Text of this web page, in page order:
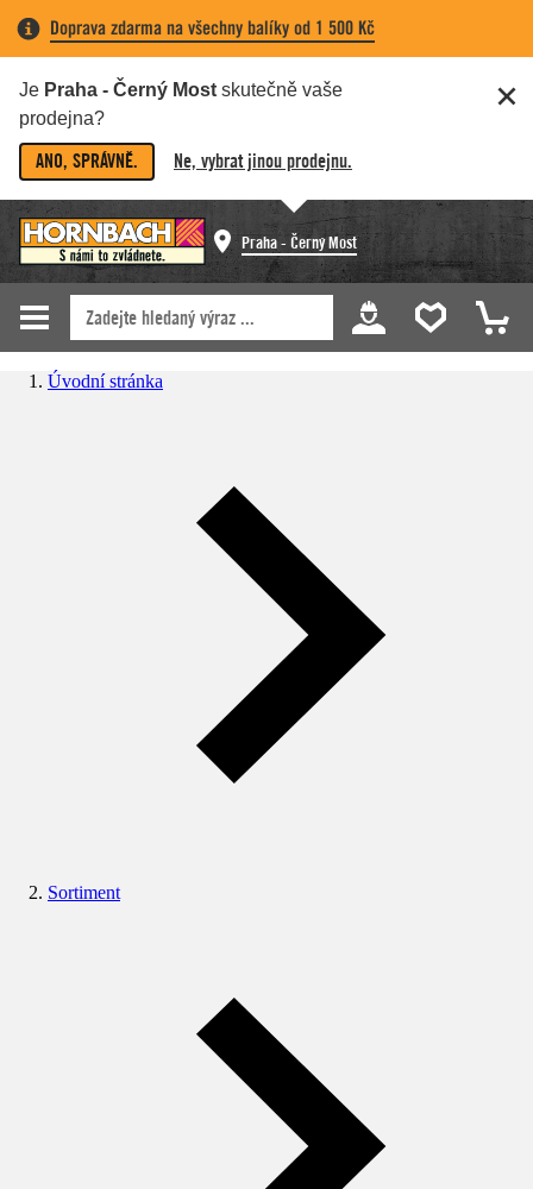
Doprava zdarma na všechny balíky od 1 500 Kč
Je Praha - Černý Most skutečně vaše
prodejna?
ANO, SPRÁVNĚ. Ne, vybrat jinou prodejnu.
Praha - Černý Most
Úvodní stránka
Sortiment